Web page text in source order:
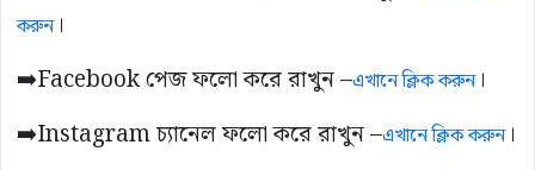
করুন।
➡️Facebook পেজ ফলো করে রাখুন –এখানে ক্লিক করুন।
➡️Instagram চ্যানেল ফলো করে রাখুন –এখানে ক্লিক করুন।